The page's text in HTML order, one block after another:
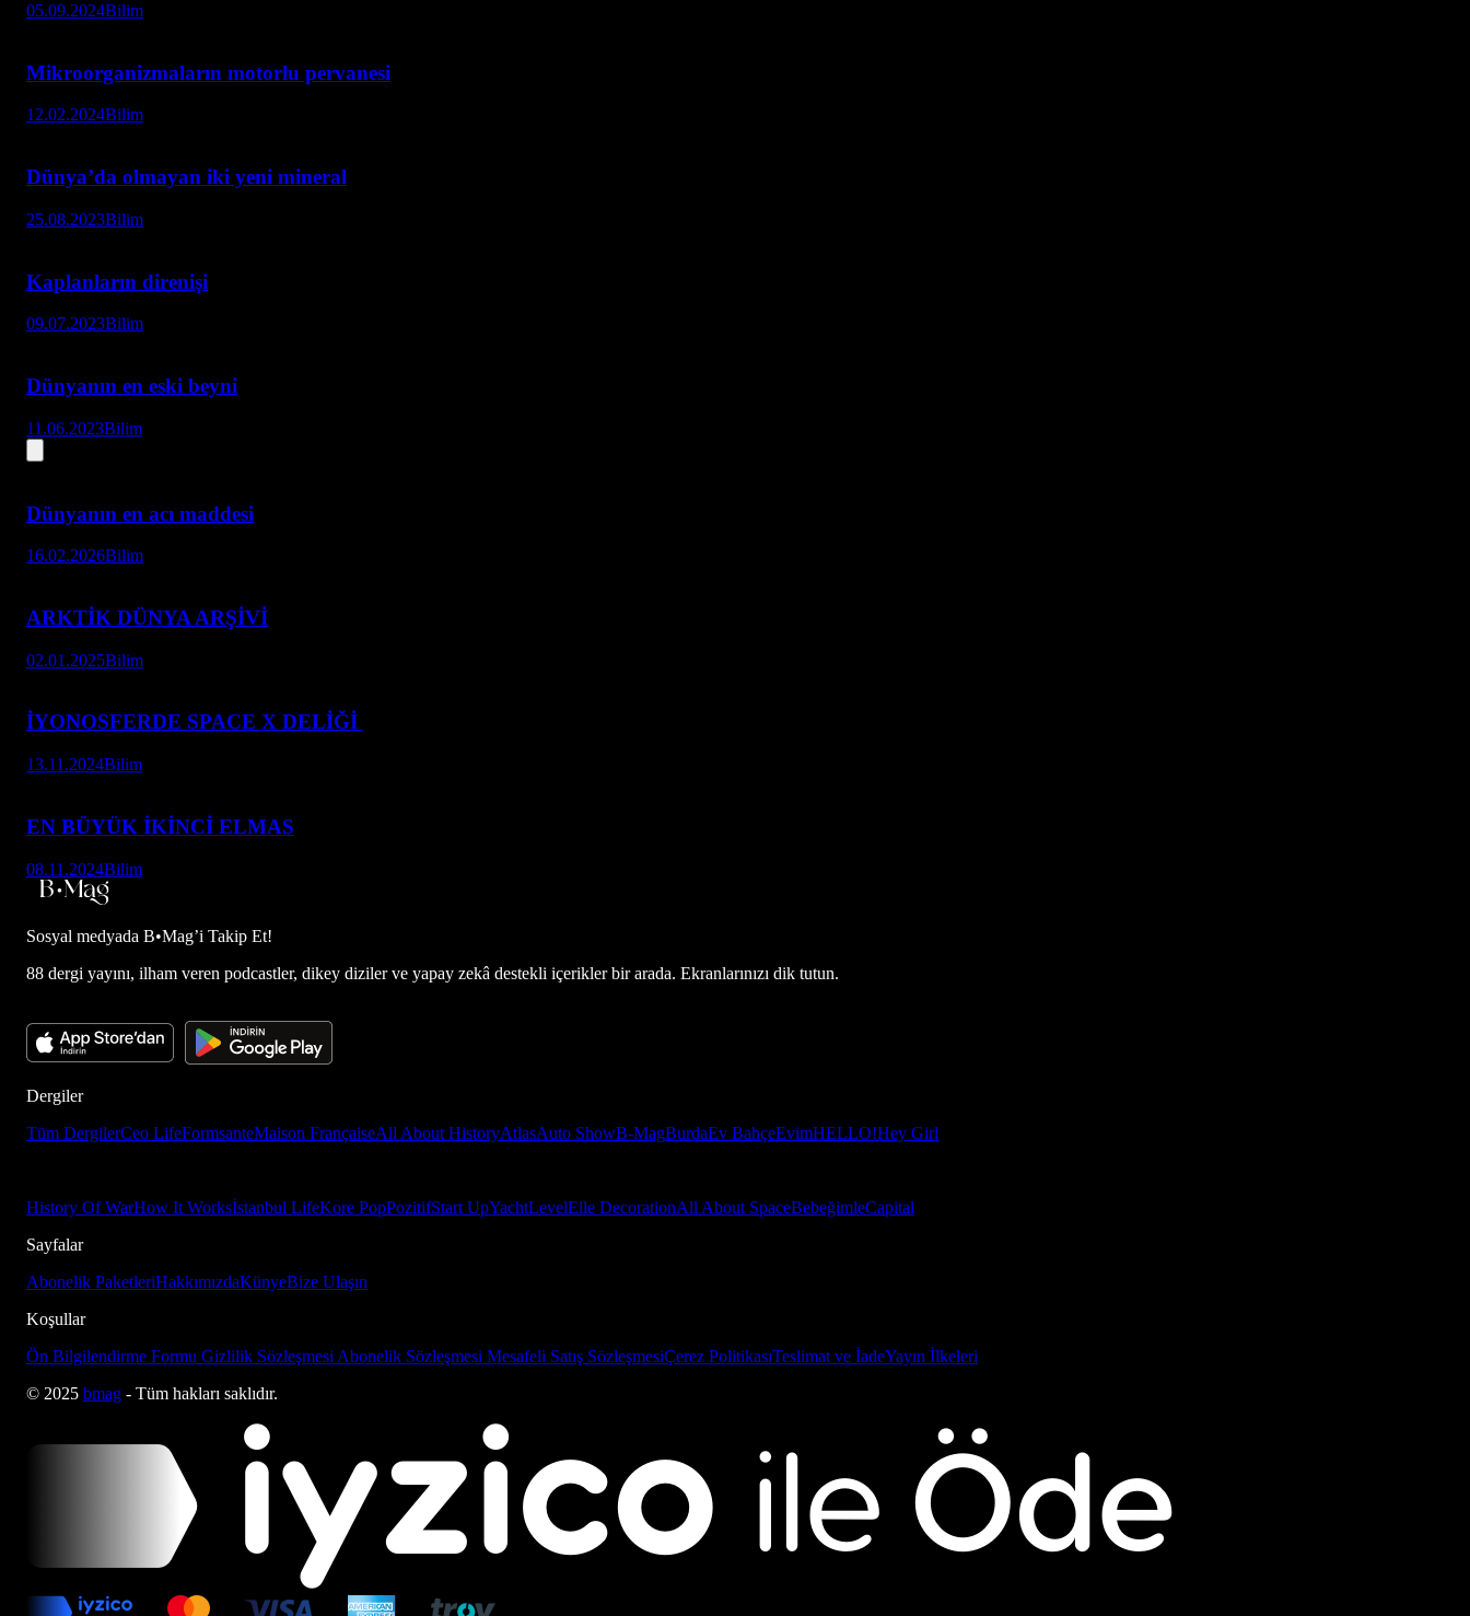
05.09.2024Bilim
Mikroorganizmaların motorlu pervanesi
12.02.2024Bilim
Dünya’da olmayan iki yeni mineral
25.08.2023Bilim
Kaplanların direnişi
09.07.2023Bilim
Dünyanın en eski beyni
11.06.2023Bilim
Dünyanın en acı maddesi
16.02.2026Bilim
ARKTİK DÜNYA ARŞİVİ
02.01.2025Bilim
İYONOSFERDE SPACE X DELİĞİ
13.11.2024Bilim
EN BÜYÜK İKİNCİ ELMAS
08.11.2024Bilim
Sosyal medyada B•Mag’i Takip Et!
88 dergi yayını, ilham veren podcastler, dikey diziler ve yapay zekâ destekli içerikler bir arada. Ekranlarınızı dik tutun.
Dergiler
Tüm DergilerCeo LifeFormsanteMaison FrançaiseAll About HistoryAtlasAuto ShowB-MagBurdaEv BahçeEvimHELLO!Hey Girl
History Of WarHow It Worksİstanbul LifeKore PopPozitifStart UpYachtLevelElle DecorationAll About SpaceBebeğimleCapital
Sayfalar
Abonelik PaketleriHakkımızdaKünyeBize Ulaşın
Koşullar
Ön Bilgilendirme Formu Gizlilik Sözleşmesi Abonelik Sözleşmesi Mesafeli Satış SözleşmesiÇerez PolitikasıTeslimat ve İadeYayın İlkeleri
© 2025 bmag - Tüm hakları saklıdır.